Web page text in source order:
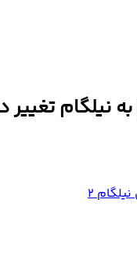
به نیلگام تغییر
2